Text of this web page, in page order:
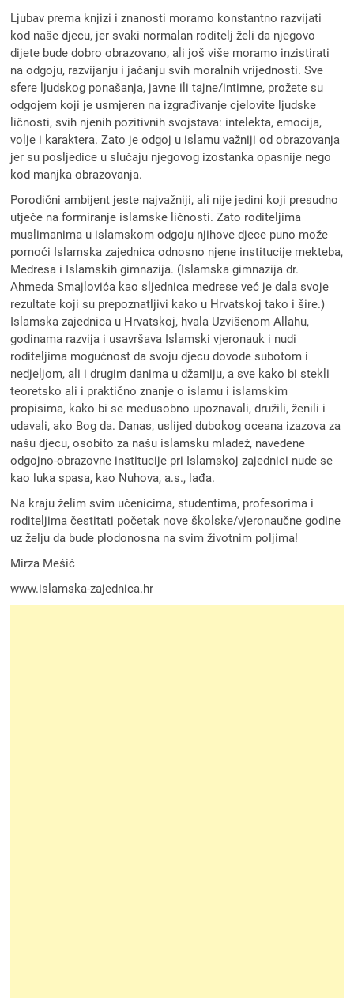
Ljubav prema knjizi i znanosti moramo konstantno razvijati
kod naše djecu, jer svaki normalan roditelj želi da njegovo
dijete bude dobro obrazovano, ali još više moramo inzistirati
na odgoju, razvijanju i jačanju svih moralnih vrijednosti. Sve
sfere ljudskog ponašanja, javne ili tajne/intimne, prožete su
odgojem koji je usmjeren na izgrađivanje cjelovite ljudske
ličnosti, svih njenih pozitivnih svojstava: intelekta, emocija,
volje i karaktera. Zato je odgoj u islamu važniji od obrazovanja
jer su posljedice u slučaju njegovog izostanka opasnije nego
kod manjka obrazovanja.
Porodični ambijent jeste najvažniji, ali nije jedini koji presudno
utječe na formiranje islamske ličnosti. Zato roditeljima
muslimanima u islamskom odgoju njihove djece puno može
pomoći Islamska zajednica odnosno njene institucije mekteba,
Medresa i Islamskih gimnazija. (Islamska gimnazija dr.
Ahmeda Smajlovića kao sljednica medrese već je dala svoje
rezultate koji su prepoznatljivi kako u Hrvatskoj tako i šire.)
Islamska zajednica u Hrvatskoj, hvala Uzvišenom Allahu,
godinama razvija i usavršava Islamski vjeronauk i nudi
roditeljima mogućnost da svoju djecu dovode subotom i
nedjeljom, ali i drugim danima u džamiju, a sve kako bi stekli
teoretsko ali i praktično znanje o islamu i islamskim
propisima, kako bi se međusobno upoznavali, družili, ženili i
udavali, ako Bog da. Danas, uslijed dubokog oceana izazova za
našu djecu, osobito za našu islamsku mladež, navedene
odgojno-obrazovne institucije pri Islamskoj zajednici nude se
kao luka spasa, kao Nuhova, a.s., lađa.
Na kraju želim svim učenicima, studentima, profesorima i
roditeljima čestitati početak nove školske/vjeronaučne godine
uz želju da bude plodonosna na svim životnim poljima!
Mirza Mešić
www.islamska-zajednica.hr